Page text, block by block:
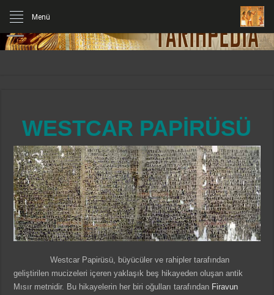
WESTCAR PAPİRÜSÜ
Westcar Papirüsü, büyücüler ve rahipler tarafından
geliştirilen mucizeleri içeren yaklaşık beş hikayeden oluşan antik
Mısır metnidir. Bu hikayelerin her biri oğulları tarafından Firavun
Menü